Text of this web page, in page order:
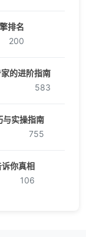
排名
200
的进阶指南
583
与实操指南
755
你真相
106